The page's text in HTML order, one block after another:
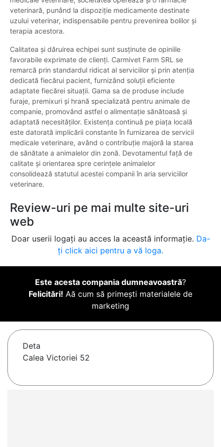
veterinară, punând la dispoziție medicamente destinate
uzului veterinar, indispensabile pentru prevenirea bolilor și
terapia acestora.
Calitatea și dăruirea echipei sunt susținute de opiniile
favorabile exprimate de clienți. Carmivet Farm SRL se
remarcă prin standardul ridicat al serviciilor și prin atenția
dedicată fiecărui pacient, furnizând soluții eficiente
adaptate fiecărei situații. Gama sa de produse include
furaje, premixuri și hrană specializată pentru animale de
companie, promovând astfel o alimentație sănătoasă și
adaptată necesităților. Existența continuă pe piața locală
este datorată implicării constante în furnizarea de servicii
medicale veterinare, având o contribuție majoră la starea
de sănătate a animalelor din zonă. Devotamentul față de
calitate și orientarea spre cerințele animalelor
consolidează statutul acestei companii în aria serviciilor
veterinare.
Review-uri pe mai multe site-uri
web
Doar userii logați au acces la această informație. Da-
ți click aici pentru a vă loga.
Este acesta compania dumneavoastră?
Felicitări! Aă cum să primești materialele de
marketing
Deta
Calea Victoriei 52